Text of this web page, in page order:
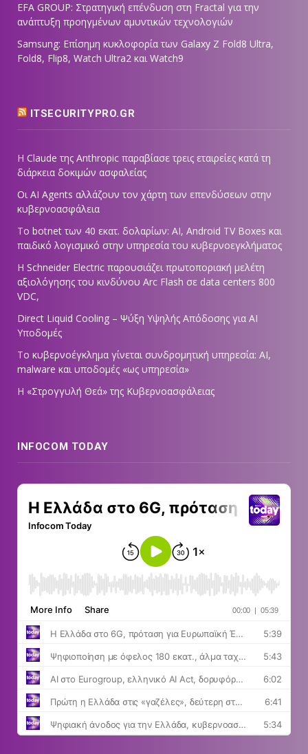
EFA GROUP: Στρατηγική επένδυση στη Fractal για την
ανάπτυξη προηγμένων αμυντικών τεχνολογιών
Samsung: Επίσημη κυκλοφορία των Galaxy Z Fold8 Ultra,
Fold8, Flip8, Watch Ultra2 και Watch9
ITSECURITYPRO.GR
Η Claude της Anthropic παραβίασε τρεις εταιρείες κατά τη
διάρκεια δοκιμών ασφαλείας
Οι AI Agents αλλάζουν τον χάρτη των επενδύσεων στην
κυβερνοασφάλεια
Το botnet των 40 εκατ. δολαρίων: AI, Android TV Boxes και
παιδικό λογισμικό στην υπηρεσία του κυβερνοεγκλήματος
Η Schneider Electric παρουσιάζει πρωτοποριακή μελέτη
αξιολόγησης του κινδύνου Arc Flash σε data centers 800
VDC,
Direct Liquid Cooling – Ψύξη Υψηλής Απόδοσης για AI
Υποδομές
Το κυβερνοέγκλημα γίνεται συνδρομητική υπηρεσία: AI,
malware και υποδομές «ως υπηρεσία»
Η «Στρογγυλή Θεά» της Κυβερνοασφάλειας
INFOCOM TODAY